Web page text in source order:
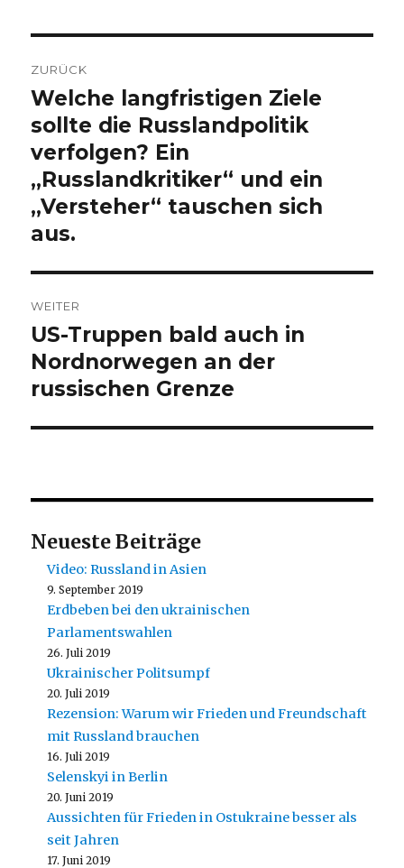
ZURÜCK
Vorheriger
Beitrag:
Welche langfristigen Ziele
sollte die Russlandpolitik
verfolgen? Ein
„Russlandkritiker“ und ein
„Versteher“ tauschen sich
aus.
WEITER
Nächster
Beitrag:
US-Truppen bald auch in
Nordnorwegen an der
russischen Grenze
Neueste Beiträge
Video: Russland in Asien
9. September 2019
Erdbeben bei den ukrainischen
Parlamentswahlen
26. Juli 2019
Ukrainischer Politsumpf
20. Juli 2019
Rezension: Warum wir Frieden und Freundschaft
mit Russland brauchen
16. Juli 2019
Selenskyi in Berlin
20. Juni 2019
Aussichten für Frieden in Ostukraine besser als
seit Jahren
17. Juni 2019